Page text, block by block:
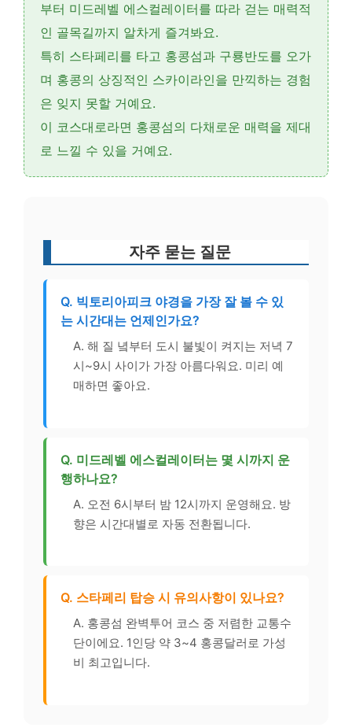
부터 미드레벨 에스컬레이터를 따라 걷는 매력적
인 골목길까지 알차게 즐겨봐요.
특히 스타페리를 타고 홍콩섬과 구룡반도를 오가
며 홍콩의 상징적인 스카이라인을 만끽하는 경험
은 잊지 못할 거예요.
이 코스대로라면 홍콩섬의 다채로운 매력을 제대
로 느낄 수 있을 거예요.
자주 묻는 질문
Q. 빅토리아피크 야경을 가장 잘 볼 수 있
는 시간대는 언제인가요?
A. 해 질 녘부터 도시 불빛이 켜지는 저녁 7
시~9시 사이가 가장 아름다워요. 미리 예
매하면 좋아요.
Q. 미드레벨 에스컬레이터는 몇 시까지 운
행하나요?
A. 오전 6시부터 밤 12시까지 운영해요. 방
향은 시간대별로 자동 전환됩니다.
Q. 스타페리 탑승 시 유의사항이 있나요?
A. 홍콩섬 완벽투어 코스 중 저렴한 교통수
단이에요. 1인당 약 3~4 홍콩달러로 가성
비 최고입니다.